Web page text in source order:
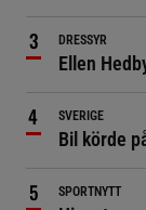
DRESSYR
Ellen
SVERIGE
Bil körde
SPORTNYTT